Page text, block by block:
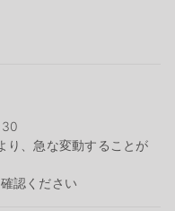
り、急な変動することが
認ください